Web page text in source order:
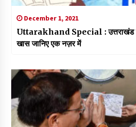
December 1, 2021
Uttarakhand Special : उत्तराखंड
खास जानिए एक नज़र में